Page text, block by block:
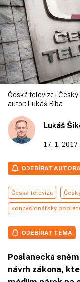
Česká televize i
autor:
Lukáš Bíba
Lukáš
17. 1. 2017
ODEBÍRAT AUTORA
Česká televize
koncesionářský
ODEBÍRAT TÉMA
Poslanecká
návrh zákona,